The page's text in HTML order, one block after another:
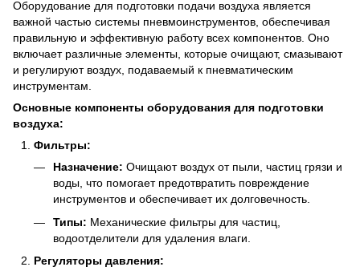
Оборудование для подготовки подачи воздуха является
важной частью системы пневмоинструментов, обеспечивая
правильную и эффективную работу всех компонентов. Оно
включает различные элементы, которые очищают, смазывают
и регулируют воздух, подаваемый к пневматическим
инструментам.
Основные компоненты оборудования для подготовки
воздуха:
Фильтры:
Назначение: Очищают воздух от пыли, частиц грязи и
воды, что помогает предотвратить повреждение
инструментов и обеспечивает их долговечность.
Типы: Механические фильтры для частиц,
водоотделители для удаления влаги.
Регуляторы давления: